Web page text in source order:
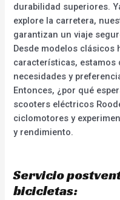
durabilidad superiores.
explore la carretera,
garantizan un viaje
Desde modelos clásicos
características,
necesidades y
Entonces, ¿por qué
scooters eléctricos
ciclomotores y
y rendimiento.
Servicio
bicicletas: